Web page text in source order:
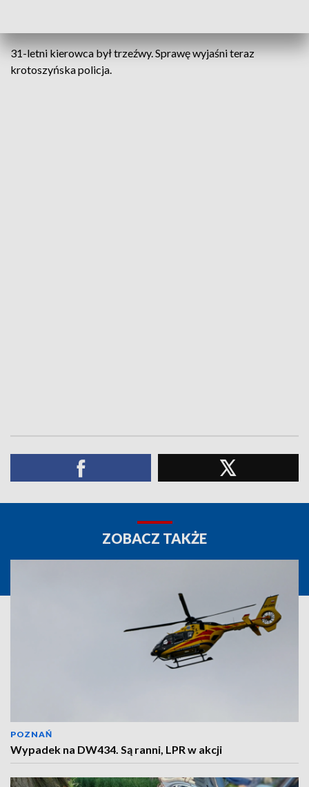
31-letni kierowca był trzeźwy. Sprawę wyjaśni teraz
krotoszyńska policja.
ZOBACZ TAKŻE
POZNAŃ
Wypadek na DW434. Są ranni, LPR w akcji